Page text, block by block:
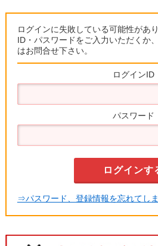
ログインに失敗している可能性があ
ID・パスワードをご入力いただくか
はお問合せ下さい。
ログインID
パスワード
⇒パスワード、登録情報を忘れてし